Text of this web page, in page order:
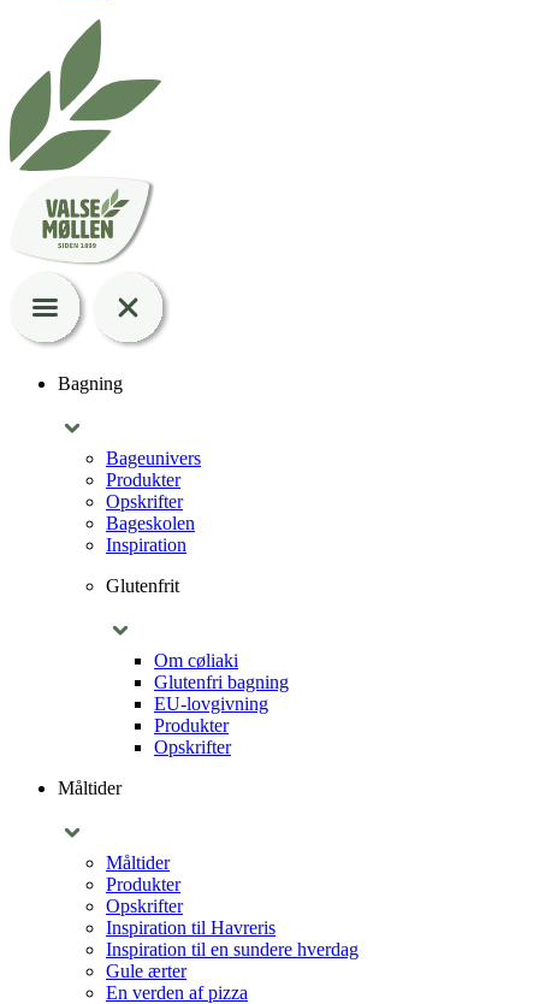
Bagning
Bageunivers
Produkter
Opskrifter
Bageskolen
Inspiration
Glutenfrit
Om cøliaki
Glutenfri bagning
EU-lovgivning
Produkter
Opskrifter
Måltider
Måltider
Produkter
Opskrifter
Inspiration til Havreris
Inspiration til en sundere hverdag
Gule ærter
En verden af pizza